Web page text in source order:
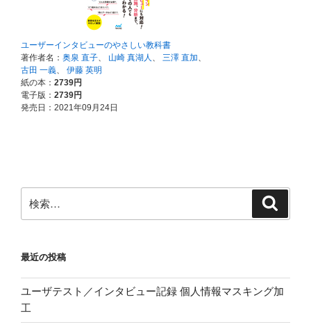
索:
最近の投稿
ユーザテスト／インタビュー記録 個人情報マスキング加
工